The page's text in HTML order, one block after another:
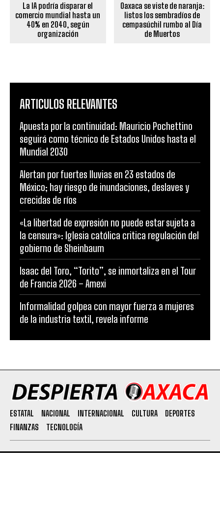
La IA podría disparar el
comercio mundial hasta un
40% en 2040, según
organización
Oaxaca se viste de naranja:
listos los sembradíos de
cempasúchil rumbo al Día
de Muertos
ARTICULOS RELEVANTES
Apuesta por la continuidad: Mauricio Pochettino
seguirá como técnico de Estados Unidos hasta el
Mundial 2030
Alertan por fuertes lluvias en 23 estados de
México; hay riesgo de inundaciones, deslaves y
crecidas de ríos
«La libertad de expresión no puede estar sujeta a
la censura»: Iglesia católica critica regulación del
gobierno de Sheinbaum
Isaac del Toro, “Torito”, se inmortaliza en el Tour
de Francia 2026 – Amexi
Informalidad golpea con mayor fuerza a mujeres
de la industria textil, revela informe
ESTATAL NACIONAL INTERNACIONAL CULTURA
DEPORTES
FINANZAS
TECNOLOGÍA